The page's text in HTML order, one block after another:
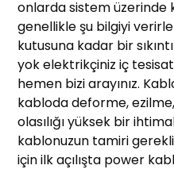
onlarda sistem
genellikle şu bilgiyi
kutusuna kadar bir
yok elektrikçiniz iç
hemen bizi arayınız.
kabloda deforme,
olasılığı yüksek bir
kablonuzun tamiri
için ilk açılışta power